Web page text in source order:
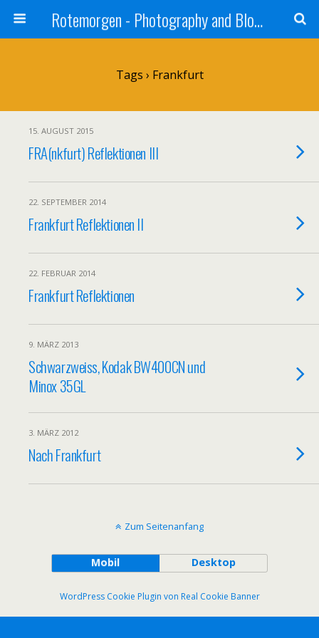
Rotemorgen - Photography and Blog by Alexander Sprinz
Tags › Frankfurt
15. AUGUST 2015
FRA(nkfurt) Reflektionen III
22. SEPTEMBER 2014
Frankfurt Reflektionen II
22. FEBRUAR 2014
Frankfurt Reflektionen
9. MÄRZ 2013
Schwarzweiss, Kodak BW400CN und
Minox 35GL
3. MÄRZ 2012
Nach Frankfurt
Zum Seitenanfang
Mobil Desktop
WordPress Cookie Plugin von Real Cookie Banner